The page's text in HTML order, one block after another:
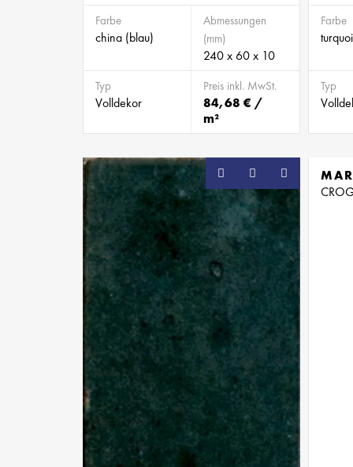
Farbe
china (blau)
Abmessungen
(mm)
240 x 60 x 10
Typ
Volldekor
Preis inkl. MwSt.
84,68 € /
m²
Farbe
Typ